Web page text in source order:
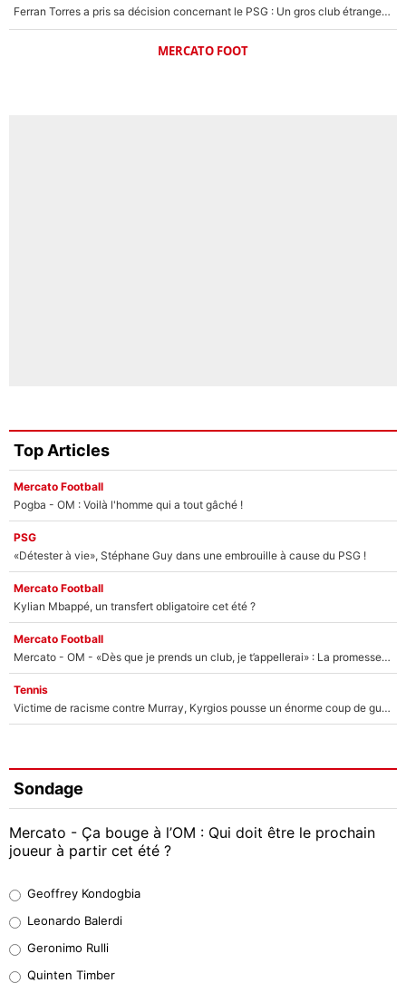
Ferran Torres a pris sa décision concernant le PSG : Un gros club étranger prêt à relancer le feuilleton pour la signature du champion du monde 2026 !
MERCATO FOOT
Top Articles
Mercato Football
Pogba - OM : Voilà l'homme qui a tout gâché !
PSG
«Détester à vie», Stéphane Guy dans une embrouille à cause du PSG !
Mercato Football
Kylian Mbappé, un transfert obligatoire cet été ?
Mercato Football
Mercato - OM - «Dès que je prends un club, je t’appellerai» : La promesse de Marcelino au moment de claquer la porte
Tennis
Victime de racisme contre Murray, Kyrgios pousse un énorme coup de gueule !
Sondage
Mercato - Ça bouge à l’OM : Qui doit être le prochain
joueur à partir cet été ?
38%
32%
Geoffrey Kondogbia
Leonardo Balerdi
Geronimo Rulli
Quinten Timber